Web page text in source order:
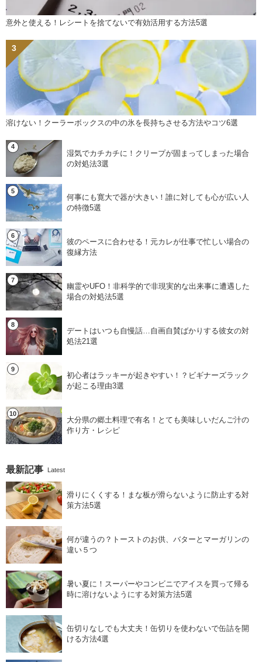
意外と使える！レシートを捨てないで有効活用する方法5選
溶けない！クーラーボックスの中の氷を長持ちさせる方法やコツ6選
湿気でカチカチに！クリープが固まってしまった場合
の対処法3選
何事にも寛大で器が大きい！誰に対しても心が広い人
の特徴5選
彼のペースに合わせる！元カレが仕事で忙しい場合の
復縁方法
幽霊やUFO！非科学的で非現実的な出来事に遭遇した
場合の対処法5選
デートはいつも自慢話…自画自賛ばかりする彼女の対
処法21選
初心者はラッキーが起きやすい！？ビギナーズラック
が起こる理由3選
大分県の郷土料理で有名！とても美味しいだんご汁の
作り方・レシピ
最新記事 Latest
滑りにくくする！まな板が滑らないように防止する対
策方法5選
何が違うの？トーストのお供、バターとマーガリンの
違い５つ
暑い夏に！スーパーやコンビニでアイスを買って帰る
時に溶けないようにする対策方法5選
缶切りなしでも大丈夫！缶切りを使わないで缶詰を開
ける方法4選